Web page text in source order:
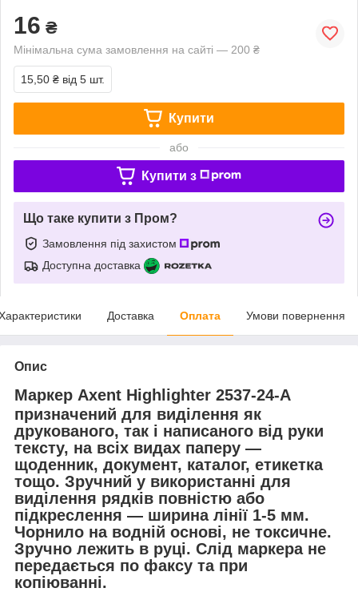
16 ₴
Мінімальна сума замовлення на сайті — 200 ₴
15,50 ₴ від 5 шт.
Купити
або
Купити з
Що таке купити з Пром?
Замовлення під захистом
Доступна доставка
Доставка Оплата Умови повернення
Опис
Маркер Axent Highlighter 2537-24-A
призначений для виділення як
друкованого, так і написаного від руки
тексту, на всіх видах паперу —
щоденник, документ, каталог, етикетка
тощо. Зручний у використанні для
виділення рядків повністю або
підкреслення — ширина лінії 1-5 мм.
Чорнило на водній основі, не токсичне.
Зручно лежить в руці. Слід маркера не
передається по факсу та при
копіюванні.